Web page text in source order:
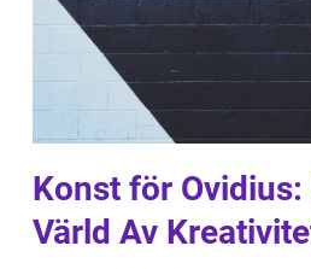
Konst för
Värld Av